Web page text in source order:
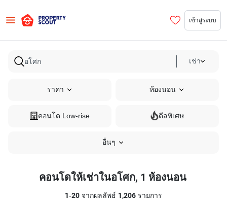
เข้าสู่ระบบ
เช่า
ราคา ห้องนอน
คอนโด Low-rise ดีลพิเศษ
อื่นๆ
คอนโดให้เช่าในอโศก, 1 ห้องนอน
1-20 จากผลลัพธ์ 1,206 รายการ